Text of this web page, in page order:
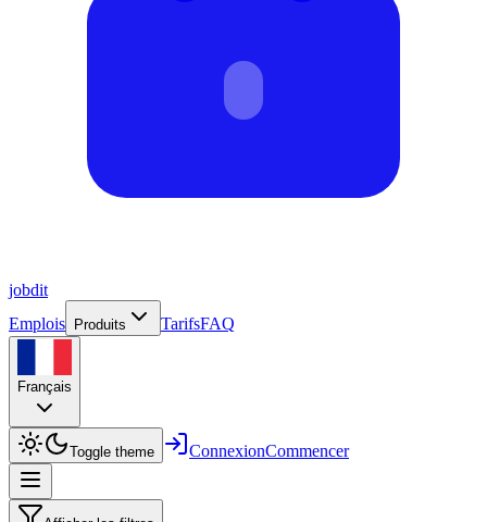
jobdit
Emplois
Produits TarifsFAQ
Français
Toggle theme ConnexionCommencer